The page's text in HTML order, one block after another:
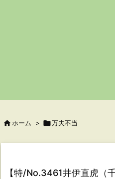
 ホーム > 万夫不当
【特/No.3461井伊直虎（